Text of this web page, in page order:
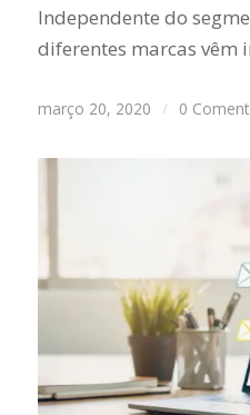
Independente do
diferentes marcas vêm
março 20, 2020 / 0